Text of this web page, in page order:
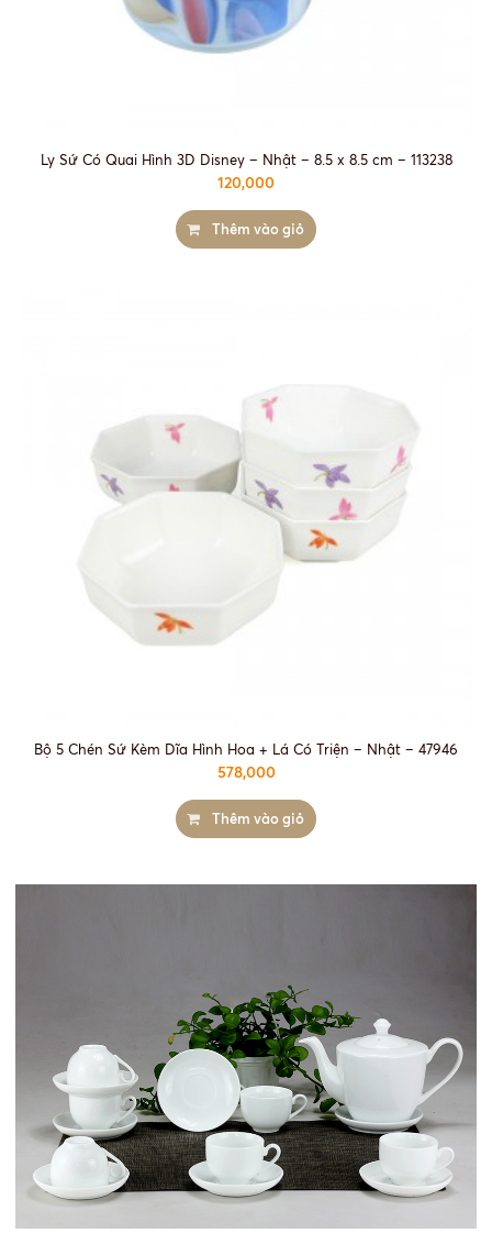
Ly Sứ Có Quai Hình 3D Disney – Nhật – 8.5 x 8.5 cm – 113238
120,000
Thêm vào giỏ
Bộ 5 Chén Sứ Kèm Dĩa Hình Hoa + Lá Có Triện – Nhật – 47946
578,000
Thêm vào giỏ